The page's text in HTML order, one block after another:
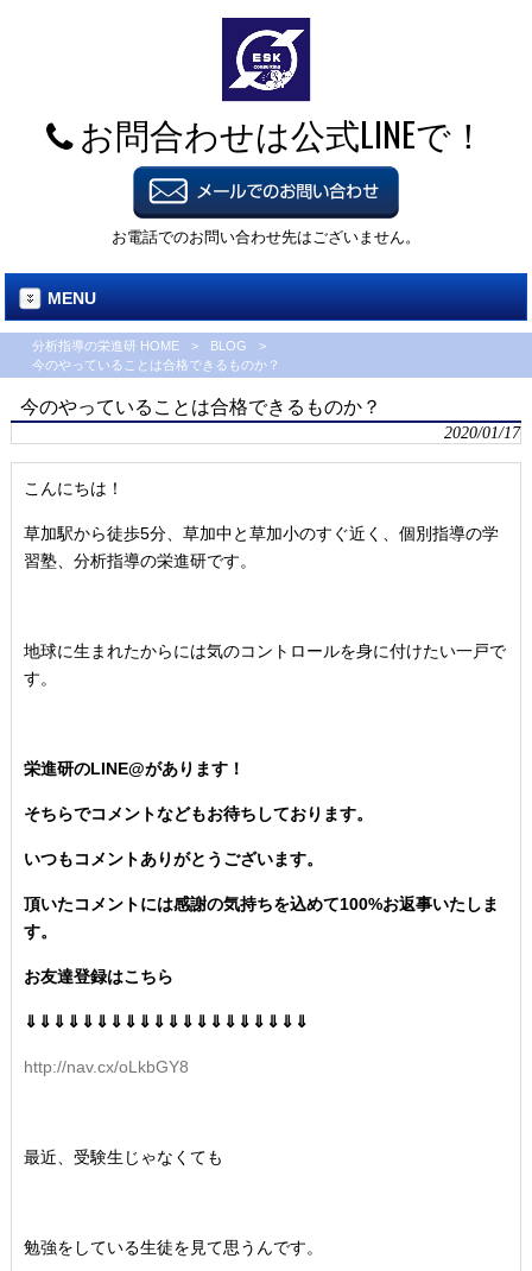
お問合わせは公式LINEで！
お電話でのお問い合わせ先はございません。
MENU
分析指導の栄進研 HOME > BLOG
>
今のやっていることは合格できるものか？
今のやっていることは合格できるものか？
2020/01/17
こんにちは！
草加駅から徒歩5分、草加中と草加小のすぐ近く、個別指導の学
習塾、分析指導の栄進研です。
地球に生まれたからには気のコントロールを身に付けたい一戸で
す。
栄進研のLINE@があります！
そちらでコメントなどもお待ちしております。
いつもコメントありがとうございます。
頂いたコメントには感謝の気持ちを込めて100%お返事いたしま
す。
お友達登録はこちら
⇓⇓⇓⇓⇓⇓⇓⇓⇓⇓⇓⇓⇓⇓⇓⇓⇓⇓⇓⇓
http://nav.cx/oLkbGY8
最近、受験生じゃなくても
勉強をしている生徒を見て思うんです。